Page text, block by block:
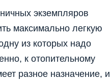
экземпляров
максимально легкую
из которых надо
к отопительному
разное назначение, и